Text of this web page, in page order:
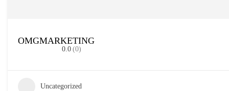
OMGMARKETING
0.0 (0)
Uncategorized